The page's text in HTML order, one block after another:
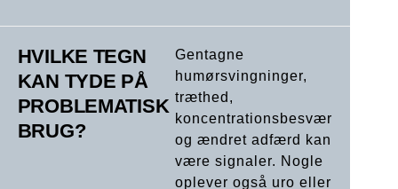
HVILKE TEGN
KAN TYDE PÅ
PROBLEMATISK
BRUG?
Gentagne
humørsvingninger,
træthed,
koncentrationsbesvær
og ændret adfærd kan
være signaler. Nogle
oplever også uro eller